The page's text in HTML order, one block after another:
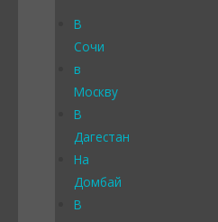
В
Сочи
в
Москву
В
Дагестан
На
Домбай
В